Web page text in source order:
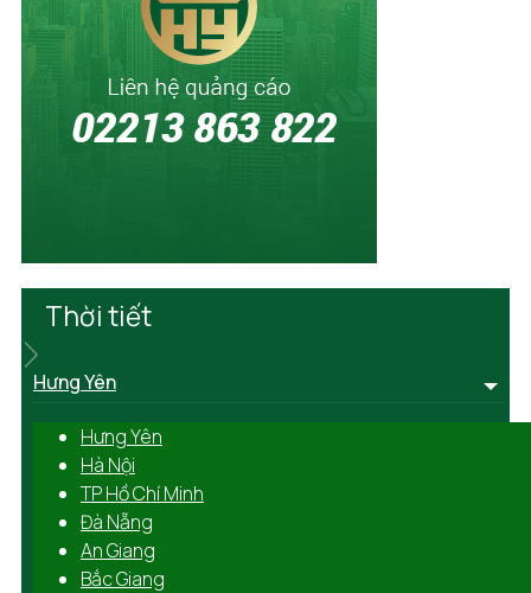
Thời tiết
Hưng Yên
Hưng Yên
Hà Nội
TP Hồ Chí Minh
Đà Nẵng
An Giang
Bắc Giang